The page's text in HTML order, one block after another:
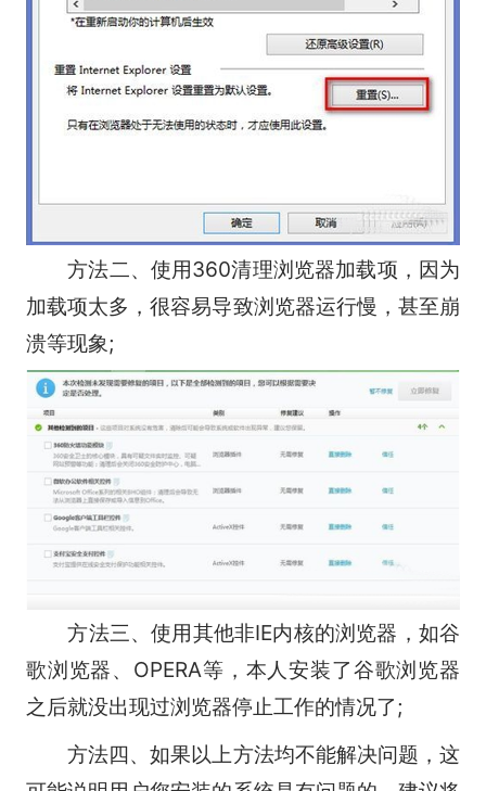
方法二、 使用360清理浏览器加载项，因为
加载项太多，很容易导致浏览器运行慢，甚至崩
溃等现象;
方法三、使用其他非IE内核的浏览器，如谷
歌浏览器、OPERA等，本人安装了谷歌浏览器
之后就没出现过浏览器停止工作的情况了;
方法四、如果以上方法均不能解决问题，这